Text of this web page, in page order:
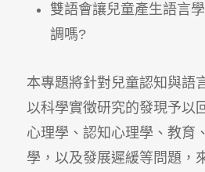
雙語會讓兒童產生語言
調嗎?
本專題將針對兒童認知與語
以科學實徵研究的發現予以
心理學、認知心理學、教育
學，以及發展遲緩等問題，